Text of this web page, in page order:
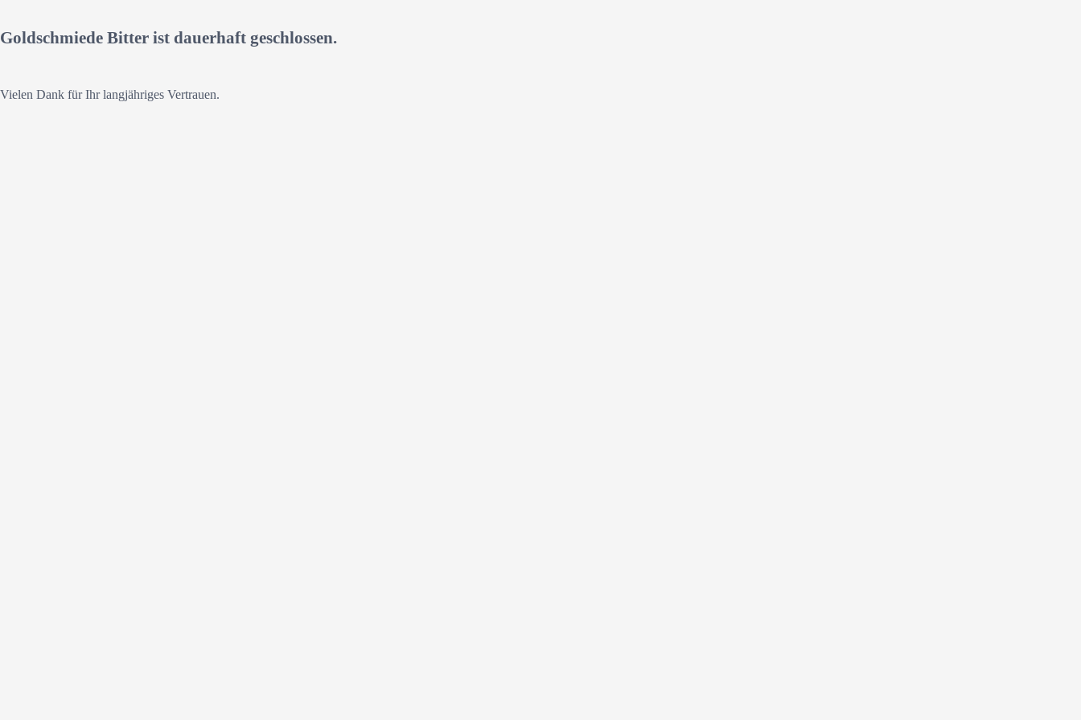
Goldschmiede Bitter ist dauerhaft geschlossen.
Vielen Dank für Ihr langjähriges Vertrauen.